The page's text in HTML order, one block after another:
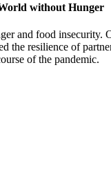
without Hunger
and food insecurity.
the resilience of
of the pandemic.